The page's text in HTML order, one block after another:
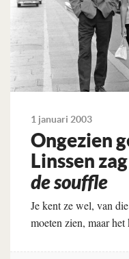
1 januari 2003
Ongezien
Linssen
de souffle
Je kent ze wel, van
moeten zien, maar